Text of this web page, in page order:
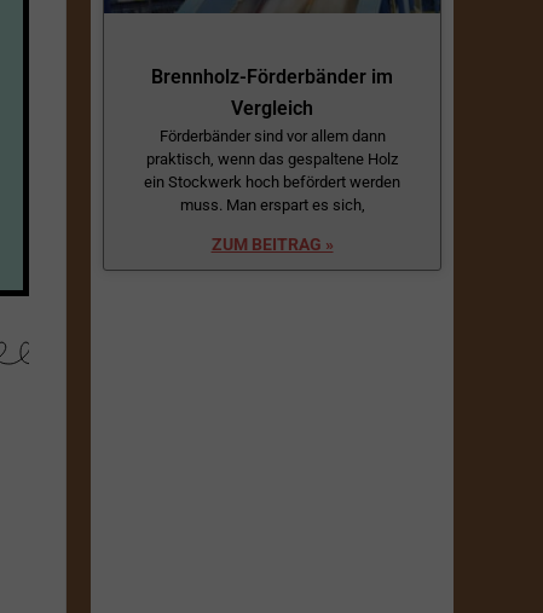
Brennholz-Förderbänder im
Vergleich
Förderbänder sind vor allem dann
praktisch, wenn das gespaltene Holz
ein Stockwerk hoch befördert werden
muss. Man erspart es sich,
ZUM BEITRAG »